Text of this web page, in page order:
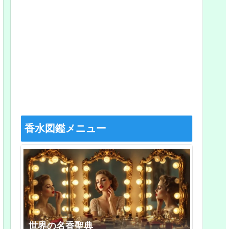
香水図鑑メニュー
世界の名香聖典